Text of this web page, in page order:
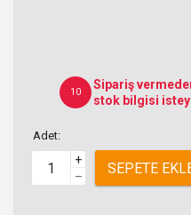
10
Sipariş
stok bilgisi
Adet:
+
–
SEPETE